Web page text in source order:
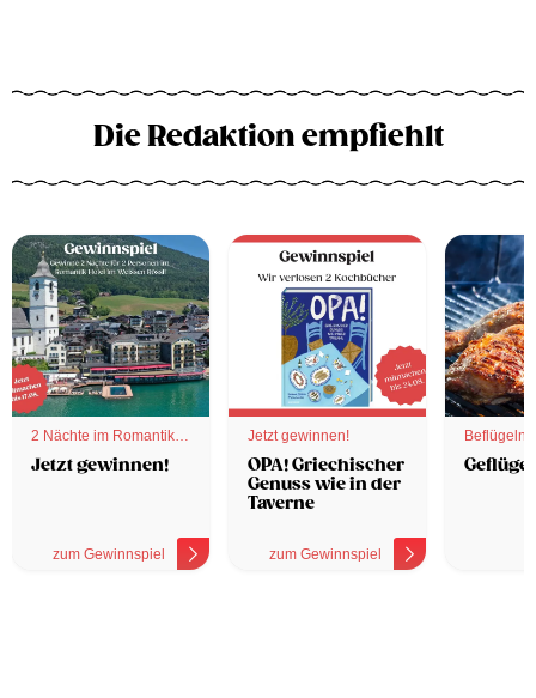
Die Redaktion empfiehlt
2 Nächte im Romantik
Hotel
Jetzt gewinnen!
zum Gewinnspiel
Jetzt gewinnen!
OPA! Griechischer
Genuss wie in der
Taverne
zum Gewinnspiel